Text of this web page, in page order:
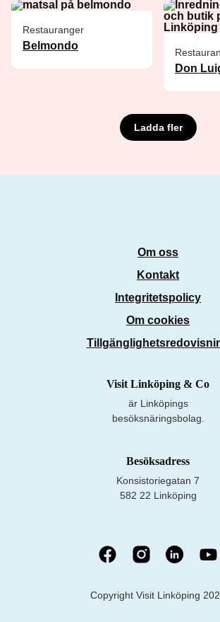
Restauranger
Belmondo
Don
Ladda fler
Om oss
Kontakt
Integritetspolicy
Om cookies
Visit Linköping & Co
är Linköpings
besöksnäringsbolag.
Besöksadress
Konsistoriegatan 7
582 22 Linköping
Copyright Visit Linköping